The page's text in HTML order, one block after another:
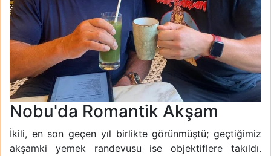
Nobu'da Romantik Akşam
İkili, en son geçen yıl birlikte görünmüştü; geçtiğimiz
akşamki yemek randevusu ise objektiflere takıldı.